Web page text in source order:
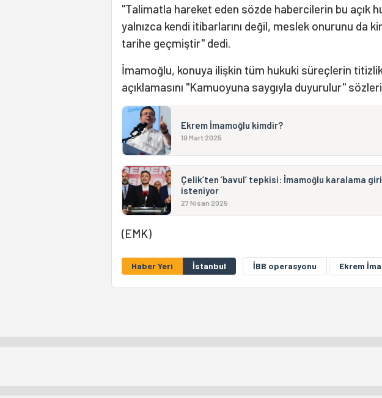
"Talimatla hareket eden sözde habercilerin bu açık
yalnızca kendi itibarlarını değil, meslek onurunu da
tarihe geçmiştir" dedi.
İmamoğlu, konuya ilişkin tüm hukuki süreçlerin
açıklamasını "Kamuoyuna saygıyla duyurulur"
Ekrem İmamoğlu kimdir?
19 Mart 2025
Çelik’ten ‘bavul’ tepkisi: İmamoğlu karalama
isteniyor
27 Nisan 2025
(EMK)
Haber Yeri İstanbul İBB operasyonu Ekrem